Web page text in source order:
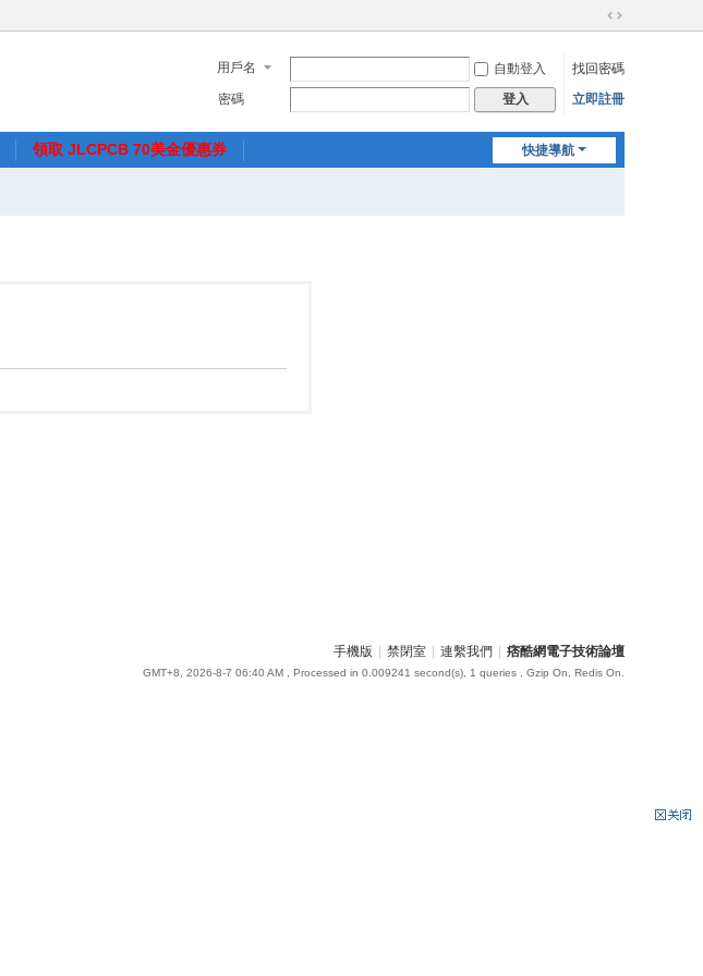
切
到
寬
用戶名 自動登入
找回密碼
密碼
登入 立即註冊
快捷導航
領取 JLCPCB 70美金優惠券
手機版 禁閉室 連繫我們 痞酷網電子技術論壇
GMT+8, 2026-8-7 06:40 AM , Processed in 0.009241 second(s), 1 queries , Gzip On, Redis On.